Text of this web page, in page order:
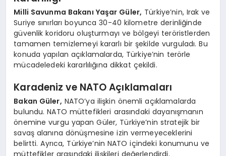
Milli Savunma Bakanı Yaşar Güler, Türkiye’nin, Irak ve
Suriye sınırları boyunca 30-40 kilometre derinliğinde
güvenlik koridoru oluşturmayı ve bölgeyi teröristlerden
tamamen temizlemeyi kararlı bir şekilde vurguladı. Bu
konuda yapılan açıklamalarda, Türkiye’nin terörle
mücadeledeki kararlılığına dikkat çekildi.
Karadeniz ve NATO Açıklamaları
Bakan Güler, NATO’ya ilişkin önemli açıklamalarda
bulundu. NATO müttefikleri arasındaki dayanışmanın
önemine vurgu yapan Güler, Türkiye’nin stratejik bir
savaş alanına dönüşmesine izin vermeyeceklerini
belirtti. Ayrıca, Türkiye’nin NATO içindeki konumunu ve
müttefikler arasındaki ilişkileri değerlendirdi.